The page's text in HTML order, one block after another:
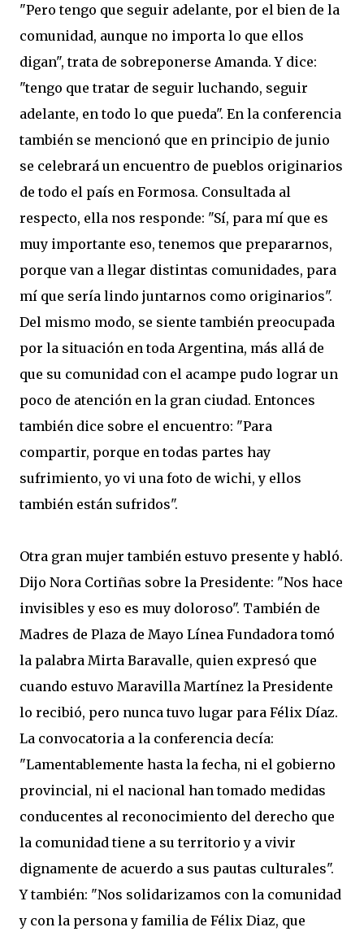
"Pero tengo que seguir adelante, por el bien de la
comunidad, aunque no importa lo que ellos
digan", trata de sobreponerse Amanda. Y dice:
"tengo que tratar de seguir luchando, seguir
adelante, en todo lo que pueda". En la conferencia
también se mencionó que en principio de junio
se celebrará un encuentro de pueblos originarios
de todo el país en Formosa. Consultada al
respecto, ella nos responde: "Sí, para mí que es
muy importante eso, tenemos que prepararnos,
porque van a llegar distintas comunidades, para
mí que sería lindo juntarnos como originarios".
Del mismo modo, se siente también preocupada
por la situación en toda Argentina, más allá de
que su comunidad con el acampe pudo lograr un
poco de atención en la gran ciudad. Entonces
también dice sobre el encuentro: "Para
compartir, porque en todas partes hay
sufrimiento, yo vi una foto de wichi, y ellos
también están sufridos".
Otra gran mujer también estuvo presente y habló.
Dijo Nora Cortiñas sobre la Presidente: "Nos hace
invisibles y eso es muy doloroso". También de
Madres de Plaza de Mayo Línea Fundadora tomó
la palabra Mirta Baravalle, quien expresó que
cuando estuvo Maravilla Martínez la Presidente
lo recibió, pero nunca tuvo lugar para Félix Díaz.
La convocatoria a la conferencia decía:
"Lamentablemente hasta la fecha, ni el gobierno
provincial, ni el nacional han tomado medidas
conducentes al reconocimiento del derecho que
la comunidad tiene a su territorio y a vivir
dignamente de acuerdo a sus pautas culturales".
Y también: "Nos solidarizamos con la comunidad
y con la persona y familia de Félix Diaz, que